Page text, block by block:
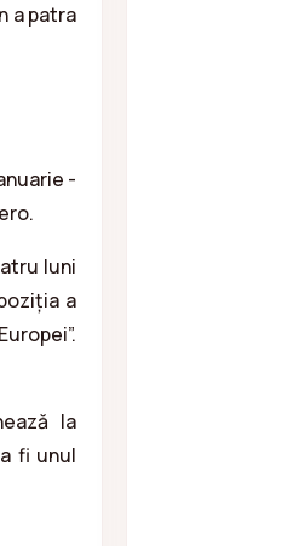
a patra
-
luni
a
la
fi unul